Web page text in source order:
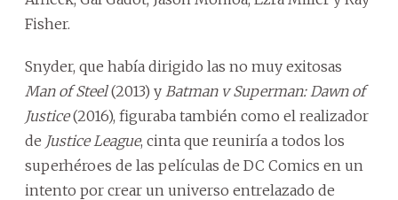
Fisher.
Snyder, que había dirigido las no muy exitosas
Man of Steel(2013) y Batman v Superman: Dawn of
Justice(2016), figuraba también como el realizador
de Justice League, cinta que reuniría a todos los
superhéroes de las películas de DC Comics en un
intento por crear un universo entrelazado de